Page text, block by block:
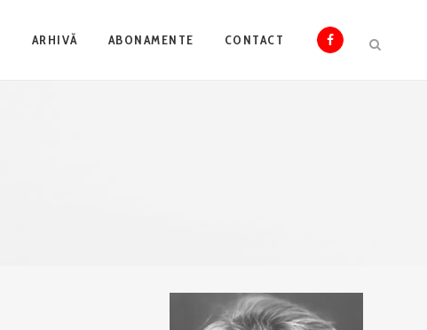
ARHIVĂ ABONAMENTE CONTACT